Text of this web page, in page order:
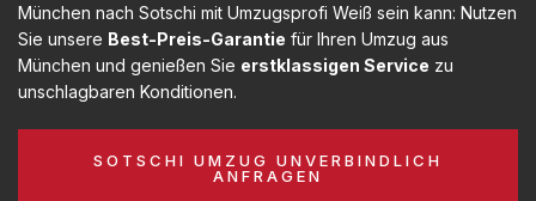
München nach Sotschi mit Umzugsprofi Weiß sein kann: Nutzen
Sie unsere Best-Preis-Garantie für Ihren Umzug aus
München und genießen Sie erstklassigen Service zu
unschlagbaren Konditionen.
SOTSCHI UMZUG UNVERBINDLICH
ANFRAGEN